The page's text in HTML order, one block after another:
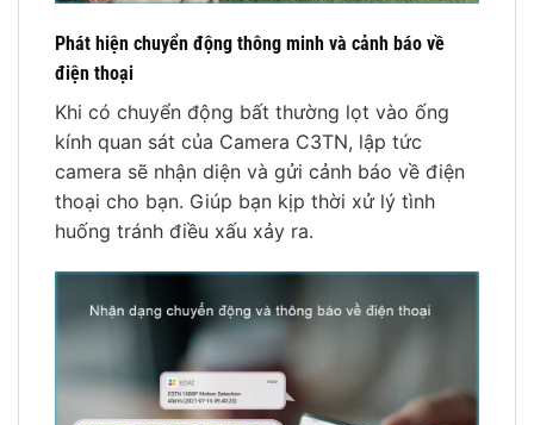
Phát hiện chuyển động thông minh và cảnh báo về
điện thoại
Khi có chuyển động bất thường lọt vào ống
kính quan sát của Camera C3TN, lập tức
camera sẽ nhận diện và gửi cảnh báo về điện
thoại cho bạn. Giúp bạn kịp thời xử lý tình
huống tránh điều xấu xảy ra.